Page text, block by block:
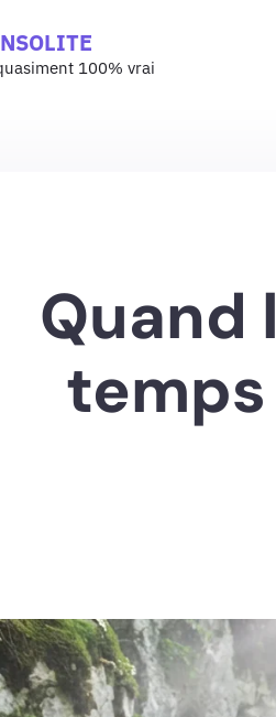
100% vrai
Quand